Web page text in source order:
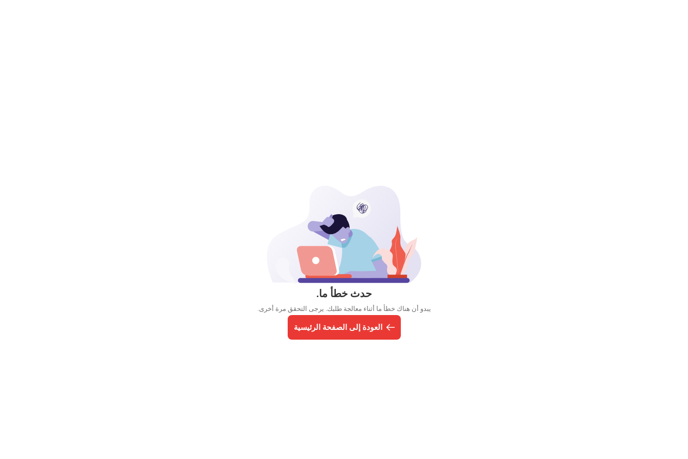
حدث خطأ ما.
يبدو أن هناك خطأ ما أثناء معالجة طلبك. يرجى التحقق مرة أخرى.
العودة إلى الصفحة الرئيسية